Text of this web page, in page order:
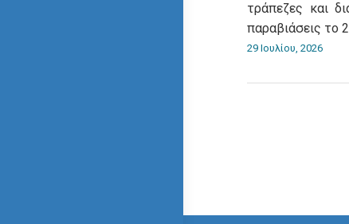
τράπεζες και
παραβιάσεις το
29 Ιουλίου, 2026